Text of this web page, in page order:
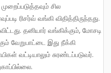
சில
ரிசர்வ் வங்கி விதித்திருந்தது.
தனியார் வங்கிக்கும், மோசடி
வேறுபாட்டை இது நீக்கி
வட்டியாலும் சுரண்டப்படுவர்.